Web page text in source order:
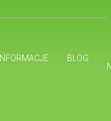
INFORMACJE
BLOG